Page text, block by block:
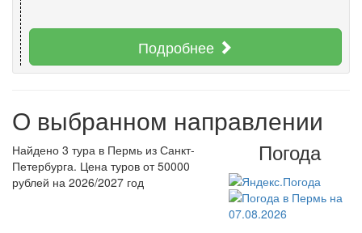
Подробнее
О выбранном направлении
Погода
Найдено 3 тура в Пермь из Санкт-
Петербурга. Цена туров от 50000
рублей на 2026/2027 год